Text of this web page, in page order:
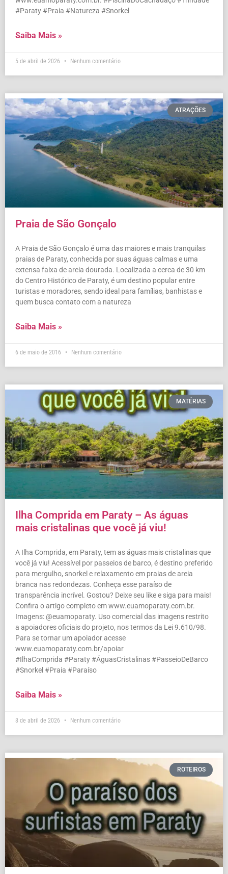
#Paraty #Praia #Natureza #Snorkel
Saiba Mais »
5 de abril de 2026 Nenhum comentário
ATRAÇÕES
Praia de São Gonçalo
A Praia de São Gonçalo é uma das maiores e mais tranquilas
praias de Paraty, conhecida por suas águas calmas e uma
extensa faixa de areia dourada. Localizada a cerca de 30 km
do Centro Histórico de Paraty, é um destino popular entre
turistas e moradores, sendo ideal para famílias, banhistas e
quem busca contato com a natureza
Saiba Mais »
6 de maio de 2016 Nenhum comentário
MATÉRIAS
Ilha Comprida em Paraty – As águas
mais cristalinas que você já viu!
A Ilha Comprida, em Paraty, tem as águas mais cristalinas que
você já viu! Acessível por passeios de barco, é destino preferido
para mergulho, snorkel e relaxamento em praias de areia
branca nas redondezas. Conheça esse paraíso de
transparência incrível. Gostou? Deixe seu like e siga para mais!
Confira o artigo completo em www.euamoparaty.com.br.
Imagens: @euamoparaty. Uso comercial das imagens restrito
a apoiadores oficiais do projeto, nos termos da Lei 9.610/98.
Para se tornar um apoiador acesse
www.euamoparaty.com.br/apoiar
#IlhaComprida #Paraty #ÁguasCristalinas #PasseioDeBarco
#Snorkel #Praia #Paraíso
Saiba Mais »
8 de abril de 2026 Nenhum comentário
ROTEIROS